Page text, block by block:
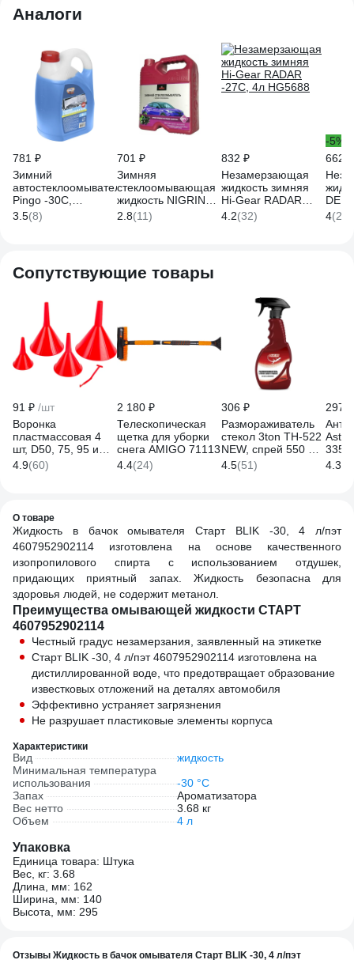
Аналоги
781 ₽
Зимний
автостеклоомыватель
Pingo -30С,
канистра 4 л 75030-
3.5(8)
701 ₽
Зимняя
стеклоомывающая
жидкость NIGRIN
22C 4 л Gel4W22
2.8(11)
832 ₽
Незамерзающая
жидкость зимняя
Hi-Gear RADAR
-27С, 4л HG5688
4.2(32)
-5%
662 ₽
4л
4(22)
Сопутствующие товары
91 ₽ /шт
Воронка
пластмассовая 4
шт, D50, 75, 95 и
115 мм REDMARK
RM834
4.9(60)
2 180 ₽
Телескопическая
щетка для уборки
снега AMIGO 71113
4.4(24)
306 ₽
Размораживатель
стекол 3ton ТН-522
NEW, спрей 550 мл
40341
4.5(51)
297 ₽
4.3
О товаре
Жидкость в бачок омывателя Старт BLIK -30, 4 л/пэт
4607952902114 изготовлена на основе качественного
изопропилового спирта с использованием отдушек,
придающих приятный запах. Жидкость безопасна для
здоровья людей, не содержит метанол.
Преимущества омывающей жидкости СТАРТ
4607952902114
Честный градус незамерзания, заявленный на этикетке
Старт BLIK -30, 4 л/пэт 4607952902114 изготовлена на
дистиллированной воде, что предотвращает образование
известковых отложений на деталях автомобиля
Эффективно устраняет загрязнения
Не разрушает пластиковые элементы корпуса
Характеристики
Вид
жидкость
Минимальная температура
использования
-30 °С
Запах
Ароматизатора
Вес нетто
3.68 кг
Объем
4 л
Упаковка
Единица товара: Штука
Вес, кг: 3.68
Длина, мм: 162
Ширина, мм: 140
Высота, мм: 295
Отзывы Жидкость в бачок омывателя Старт BLIK -30, 4 л/пэт